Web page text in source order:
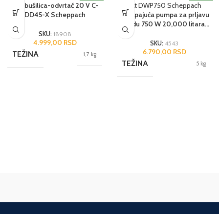
Aku bušilica-odvrtač 20 V C-
DD45-X Scheppach
SKU: 18908
4.999,00 RSD
TEŽINA 1,7 kg
Potapajuća pumpa za prljavu
vodu 750 W 20,000 litara
vode na sat DWP750
Scheppach
SKU: 4543
6.790,00 RSD
TEŽINA 5 kg